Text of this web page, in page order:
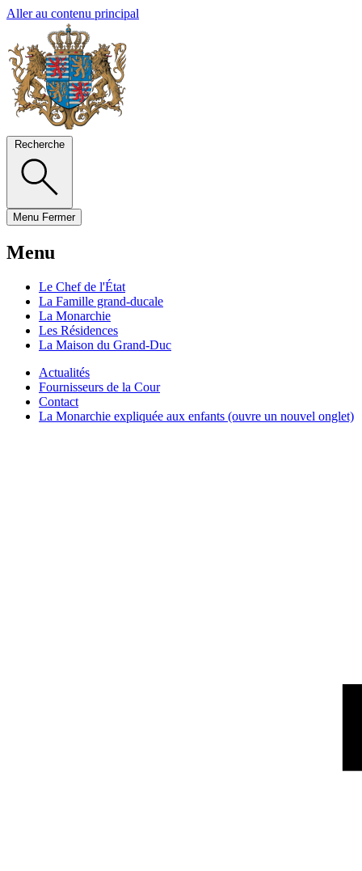
Aller au contenu principal
Recherche
Menu Fermer
Menu
Le Chef de l'État
La Famille grand-ducale
La Monarchie
Les Résidences
La Maison du Grand-Duc
Actualités
Fournisseurs de la Cour
Contact
La Monarchie expliquée aux enfants (ouvre un nouvel onglet)